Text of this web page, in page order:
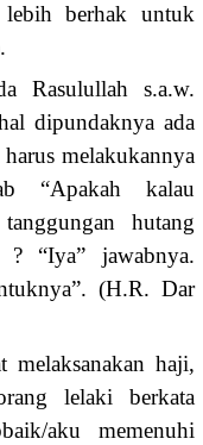
berhak untuk
Rasulullah s.a.w.
dipundaknya ada
melakukannya
“Apakah kalau
hutang
“Iya” jawabnya.
(H.R. Dar
melaksanakan haji,
lelaki berkata
aku memenuhi